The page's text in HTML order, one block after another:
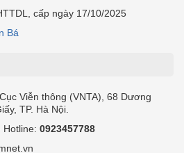
cấp ngày 17/10/2025
Bá
Viễn thông (VNTA), 68 Dương
TP. Hà Nội.
Hotline: 0923457788